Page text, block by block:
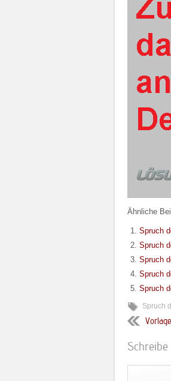
Ähnliche
Spruch
Spruch
Spruch
Spruch
Spruch
Spruch